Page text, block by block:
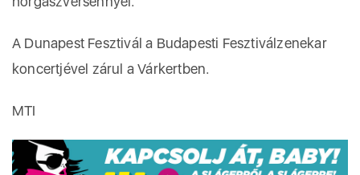
A Dunapest Fesztivál a Budapesti Fesztiválzenekar
koncertjével zárul a Várkertben.
MTI